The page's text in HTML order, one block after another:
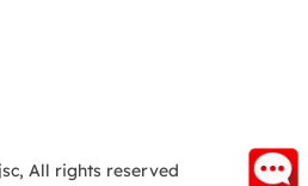
All rights reserved